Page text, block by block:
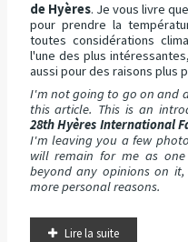
de Hyères. Je vous livre
pour prendre la
toutes considérations
l'une des plus
aussi pour des raisons plus
I'm not going to go on and
this article. This is an
28th Hyères International
I'm leaving you a few
will remain for me as
beyond any opinions on
more personal reasons.
Lire la suite